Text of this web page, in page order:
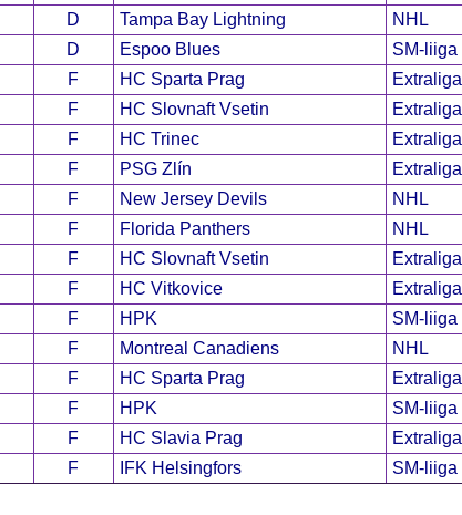
D Tampa Bay Lightning NHL
D Espoo Blues SM-liiga
F HC Sparta Prag Extraliga
F HC Slovnaft Vsetin Extraliga
F HC Trinec Extraliga
F PSG Zlín Extraliga
F New Jersey Devils NHL
F Florida Panthers NHL
F HC Slovnaft Vsetin Extraliga
F HC Vitkovice Extraliga
F HPK SM-liiga
F Montreal Canadiens NHL
F HC Sparta Prag Extraliga
F HPK SM-liiga
F HC Slavia Prag Extraliga
F IFK Helsingfors SM-liiga